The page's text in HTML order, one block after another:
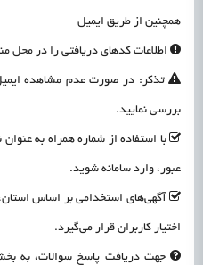
همچنین از طریق ایمیل
اطلاعات کدهای دریافتی را در محل
بررسی نمایید.
با استفاده از شماره همراه به
عبور، وارد سامانه شوید.
آگهی‌های استخدامی بر اساس
اختیار کاربران قرار می‌گیرد.
جهت دریافت پاسخ سوالات، به